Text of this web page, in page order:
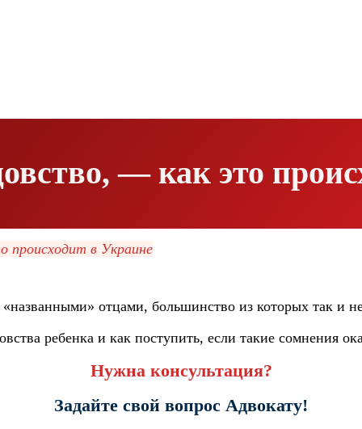
— как это
происходит в Украине
отцами, большинство из которых так и
ребенка и как поступить, если такие сомнения
Нужна консультация?
Задайте свой вопрос Адвокату!